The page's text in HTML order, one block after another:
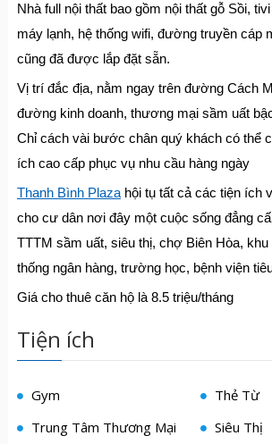
Nhà full nội thất bao gồm nội thất gỗ Sồi,
máy lạnh, hệ thống wifi, đường truyền cáp
cũng đã được lắp đặt sẵn.
Vị trí đắc địa, nằm ngay trên đường Cách
đường kinh doanh, thương mại sầm uất
Chỉ cách vài bước chân quý khách có thể
ích cao cấp phục vụ nhu cầu hàng ngày
Thanh Bình Plazahội tụ tất cả các tiện ích
cho cư dân nơi đây một cuộc sống đẳng
TTTM sầm uất, siêu thị, chợ Biên Hòa,
thống ngân hàng, trường học, bệnh viện
Giá cho thuê căn hộ là 8.5 triệu/tháng
Tiện ích
Gym
Thẻ Từ
Trung Tâm Thương Mại
Siêu Thị